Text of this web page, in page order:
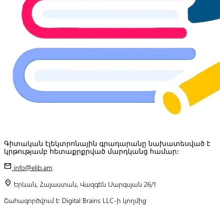
Գիտական էլեկտրոնային գրադարանը նախատեսված է
կրթությամբ հետաքրքրված մարդկանց համար:
mail info@elib.am
location_on Երևան, Հայաստան, Վազգեն Սարգսյան 26/1
Շահագործվում է Digital Brains LLC-ի կողմից